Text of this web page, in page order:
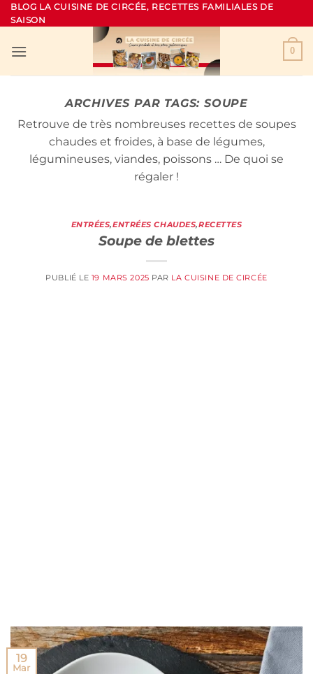
Passer
au
BLOG LA CUISINE DE CIRCÉE, RECETTES FAMILIALES DE
SAISON
0
ARCHIVES PAR TAGS:SOUPE
Retrouve de très nombreuses recettes de soupes
chaudes et froides, à base de légumes,
légumineuses, viandes, poissons … De quoi se
régaler !
ENTRÉES,ENTRÉES CHAUDES,RECETTES
Soupe de blettes
PUBLIÉ LE 19 MARS 2025 PAR LA CUISINE DE CIRCÉE
19
Mar